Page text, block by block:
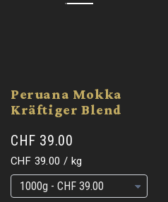
Peruana Mokka
Kräftiger Blend
CHF 39.00
Grundpreis
CHF 39.00 / pro
kg
Grundpreis
Grundpreis